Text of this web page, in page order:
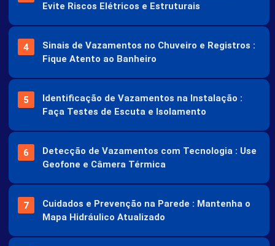
Evite Riscos Elétricos e Estruturais
Sinais de Vazamentos no Chuveiro e Registros :
Fique Atento ao Banheiro
Identificação de Vazamentos na Instalação :
Faça Testes de Escuta e Isolamento
Detecção de Vazamentos com Tecnologia : Use
Geofone e Câmera Térmica
Cuidados e Prevenção na Parede : Mantenha o
Mapa Hidráulico Atualizado